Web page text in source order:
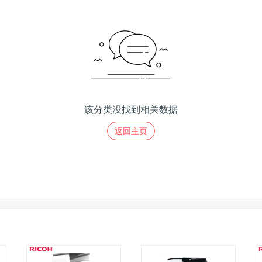
该分类没找到相关数据
返回主页